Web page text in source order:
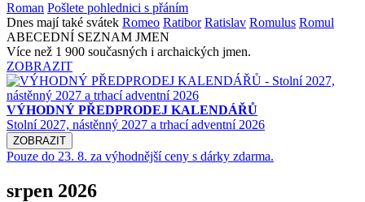
Roman Pošlete pohlednici s přáním
Dnes mají také svátek Romeo Ratibor Ratislav Romulus Romul
ABECEDNÍ SEZNAM JMEN
Více než 1 900 současných i archaických jmen.
ZOBRAZIT
VÝHODNÝ PŘEDPRODEJ KALENDÁŘŮ
Stolní 2027, nástěnný 2027 a trhací adventní 2026
ZOBRAZIT
Pouze do 23. 8. za výhodnější ceny s dárky zdarma.
srpen 2026